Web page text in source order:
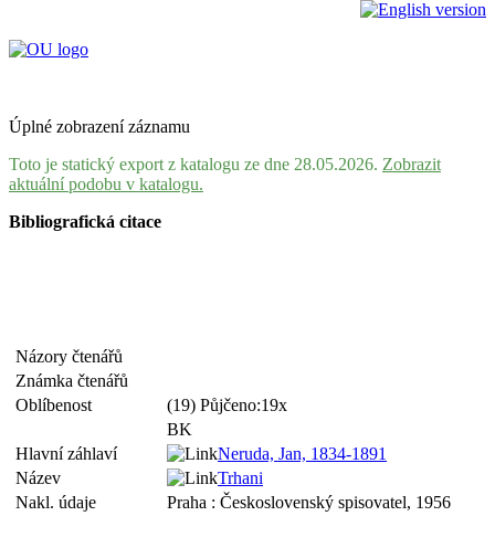
Úplné zobrazení záznamu
Toto je statický export z katalogu ze dne 28.05.2026. Zobrazit
aktuální podobu v katalogu.
Bibliografická citace
Názory čtenářů
Známka čtenářů
Oblíbenost
(19) Půjčeno:19x
BK
Hlavní záhlaví
Neruda, Jan, 1834-1891
Název
Trhani
Nakl. údaje
Praha : Československý spisovatel, 1956